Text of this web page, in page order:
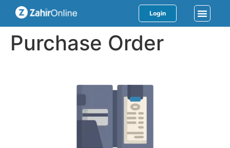
Login
Purchase Order